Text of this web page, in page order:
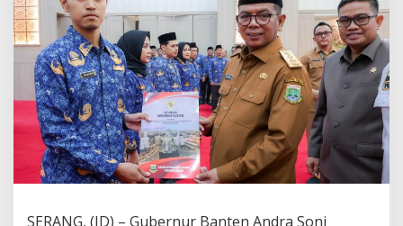
e
i
m
a
S
K
d
a
r
i
G
b
SERANG, (JD) – Gubernur Banten Andra Soni